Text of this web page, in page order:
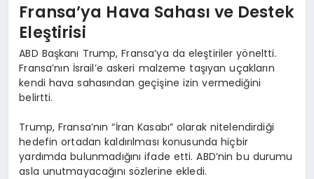
Fransa’ya Hava Sahası ve Destek
Eleştirisi
ABD Başkanı Trump, Fransa’ya da eleştiriler yöneltti.
Fransa’nın İsrail’e askeri malzeme taşıyan uçakların
kendi hava sahasından geçişine izin vermediğini
belirtti.
Trump, Fransa’nın “İran Kasabı” olarak nitelendirdiği
hedefin ortadan kaldırılması konusunda hiçbir
yardımda bulunmadığını ifade etti. ABD’nin bu durumu
asla unutmayacağını sözlerine ekledi.